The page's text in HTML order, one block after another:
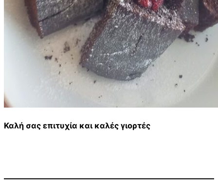
Καλή σας επιτυχία και καλές γιορτές